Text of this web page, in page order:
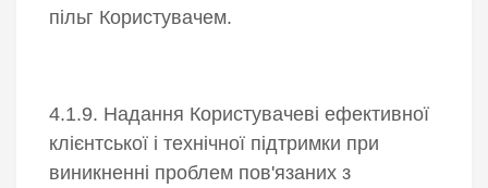
пільг Користувачем.
4.1.9. Надання Користувачеві ефективної
клієнтської і технічної підтримки при
виникненні проблем пов'язаних з